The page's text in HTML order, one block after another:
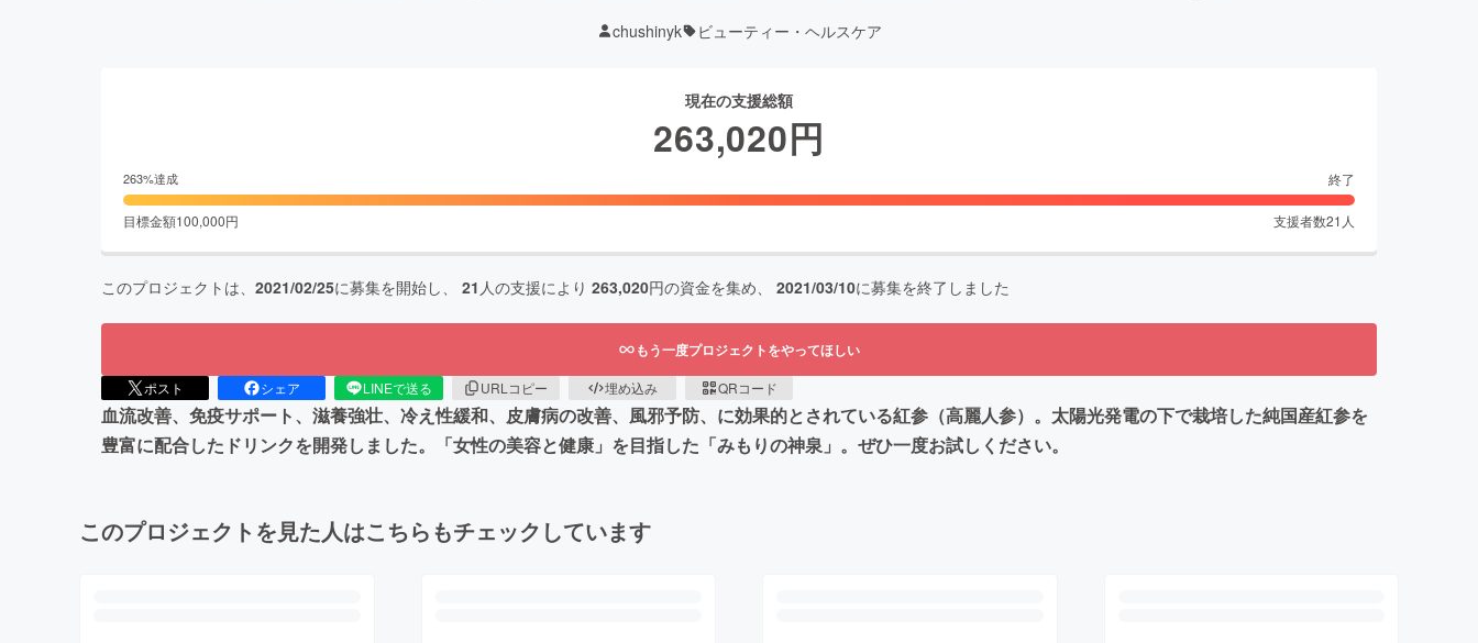
chushinyk ビューティー・ヘルスケア
現在の支援総額
263,020円
263%達成 終了
目標金額100,000円 支援者数21 人
このプロジェクトは、 2021/02/25に募集を開始し、 21 人の支援により 263,020円の資金を集め、 2021/03/10に募集を終了しました
もう一度プロジェクトをやってほしい
ポスト シェア LINEで送る URLコピー 埋め込み QRコード
血流改善、免疫サポート、滋養強壮、冷え性緩和、皮膚病の改善、風邪予防、に効果的とされている紅参（高麗人参）。太陽光発電の下で栽培した純国産紅参を
豊富に配合したドリンクを開発しました。「女性の美容と健康」を目指した「みもりの神泉」。ぜひ一度お試しください。
このプロジェクトを見た人はこちらもチェックしています